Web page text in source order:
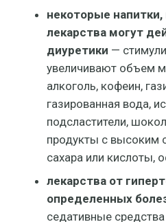
некоторые
лекарства могут
диуретики —
увеличивают объем
алкоголь, кофеин,
газированная вода,
подсластители,
продукты с высоким
сахара или кислоты,
лекарства от
определенных
седативные